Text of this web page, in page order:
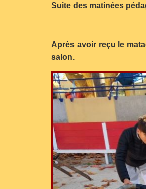
Suite des matinées
Après avoir reçu le
salon.